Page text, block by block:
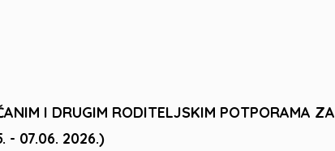
I DRUGIM RODITELJSKIM POTPORAMA ZA
- 07.06. 2026.)